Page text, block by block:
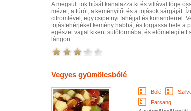
A megsült tök húsát kanalazza ki és villával törje
mézet, a túrót, a keményítőt és a tojások sárgáját.
citromlével, egy csipetnyi fahéjjal és korianderrel.
tojásfehérjéket kemény habbá, és forgassa bele a
egészet vajjal kikent sütőformába, és előmelegített
lángon ...
Vegyes gyümölcsbólé
Bólé
Farsang